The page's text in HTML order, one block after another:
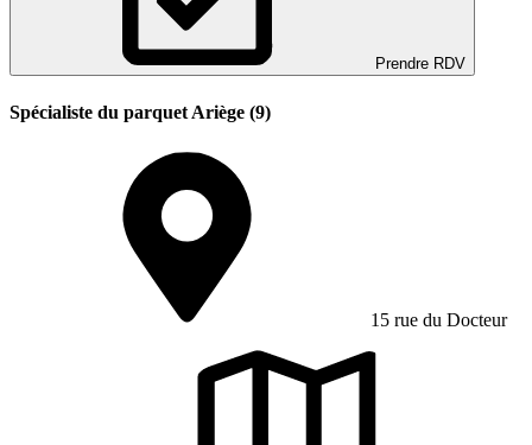
Prendre RDV
Spécialiste du parquet Ariège (9)
15 rue du Docteur